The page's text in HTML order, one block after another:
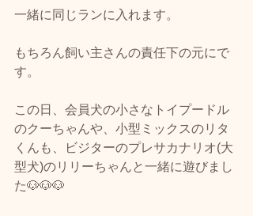
一緒に同じランに入れます。
もちろん飼い主さんの責任下の元にで
す。
この日、会員犬の小さなトイプードル
のクーちゃんや、小型ミックスのリタ
くんも、ビジターのプレサカナリオ(大
型犬)のリリーちゃんと一緒に遊びまし
た🐶🐶🐶